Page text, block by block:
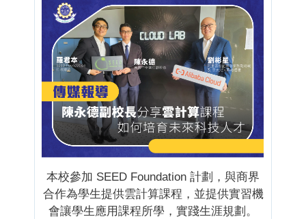
本校參加 SEED Foundation 計劃，與商界
合作為學生提供雲計算課程，並提供實習機
會讓學生應用課程所學，實踐生涯規劃。